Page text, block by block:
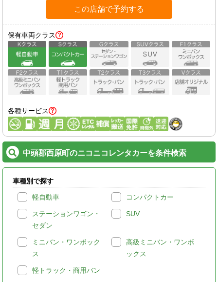
この店舗で予約する
保有車両クラス
各種サービス
中頭郡西原町のニコニコレンタカーを条件検索
車種別で探す
軽自動車 コンパクトカー
ステーションワゴン・
セダン
SUV
ミニバン・ワンボック
ス
高級ミニバン・ワンボ
ックス
軽トラック・商用バン